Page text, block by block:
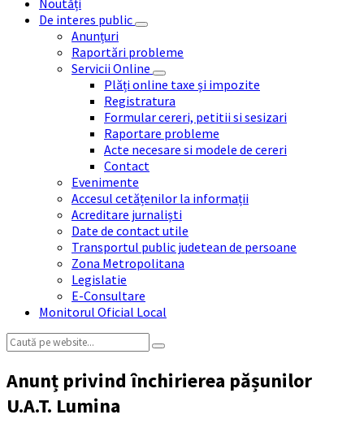
Noutăți
De interes public
Anunțuri
Raportări probleme
Servicii Online
Plăți online taxe și impozite
Registratura
Formular cereri, petitii si sesizari
Raportare probleme
Acte necesare si modele de cereri
Contact
Evenimente
Accesul cetățenilor la informații
Acreditare jurnaliști
Date de contact utile
Transportul public judetean de persoane
Zona Metropolitana
Legislatie
E-Consultare
Monitorul Oficial Local
Search:
Anunț privind închirierea pășunilor
U.A.T. Lumina